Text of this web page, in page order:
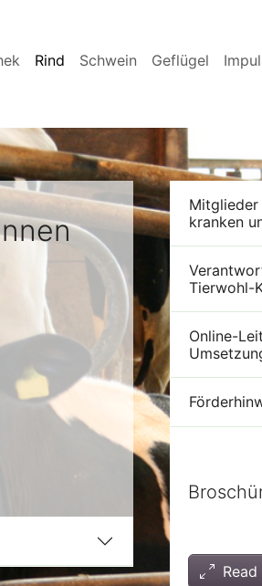
Rind Schwein Geflügel
Mitglieder
kranken
Tierwohl-
Online-